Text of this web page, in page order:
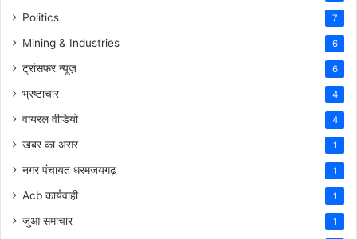
Politics 7
Mining & Industries 6
ट्रांसफर न्यूज़ 6
भ्रष्टाचार 4
वायरल वीडियो 4
खबर का असर 1
नगर पंचायत धरमजयगढ़ 1
Acb कार्यवाही 1
जुआ समाचार 1